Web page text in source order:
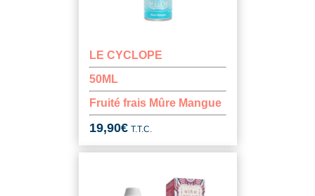
LE CYCLOPE
50ML
Fruité frais Mûre Mangue
19,90€ T.T.C.